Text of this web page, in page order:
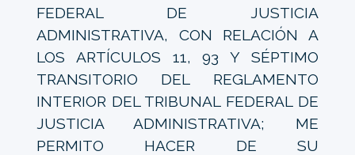
FEDERAL DE JUSTICIA
ADMINISTRATIVA, CON RELACIÓN A
LOS ARTÍCULOS 11, 93 Y SÉPTIMO
TRANSITORIO DEL REGLAMENTO
INTERIOR DEL TRIBUNAL FEDERAL DE
JUSTICIA ADMINISTRATIVA; ME
PERMITO HACER DE SU